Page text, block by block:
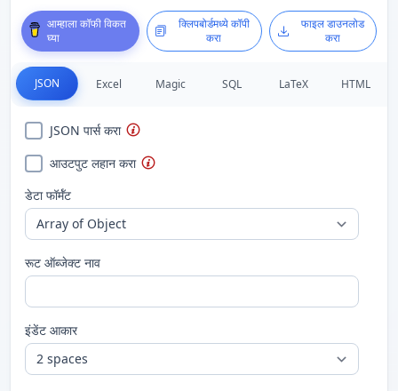
आम्हाला कॉफी विकत
घ्या
क्लिपबोर्डमध्ये कॉपी
करा
फाइल डाउनलोड
करा
JSON Excel Magic SQL LaTeX HTML
JSON पार्स करा
आउटपुट लहान करा
डेटा फॉर्मॅट
रूट ऑब्जेक्ट नाव
इंडेंट आकार